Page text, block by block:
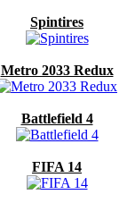
Spintires
Metro 2033 Redux
Battlefield 4
FIFA 14